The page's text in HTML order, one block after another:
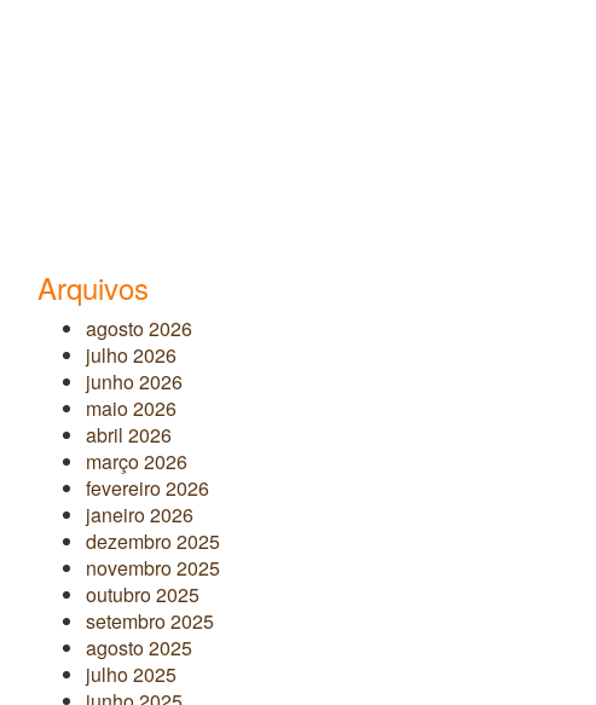
Arquivos
agosto 2026
julho 2026
junho 2026
maio 2026
abril 2026
março 2026
fevereiro 2026
janeiro 2026
dezembro 2025
novembro 2025
outubro 2025
setembro 2025
agosto 2025
julho 2025